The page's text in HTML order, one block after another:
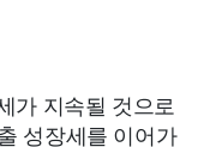
가 지속될 것으로
성장세를 이어가